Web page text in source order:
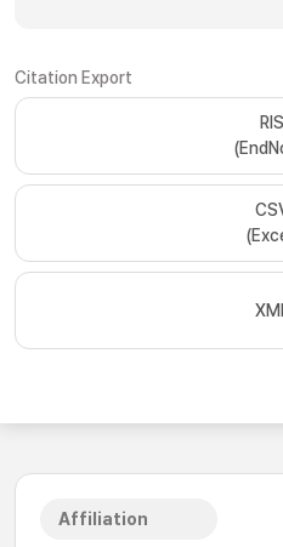
Citation Export
RIS
Affiliation